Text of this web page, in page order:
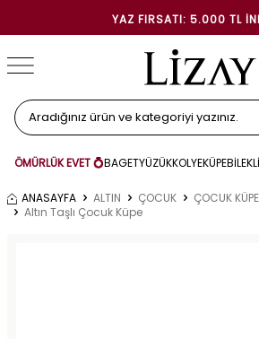
YAZ FIRSATI: 5.000 TL
ÖMÜRLÜK EVET 💍BAGETYÜZÜKKOLYEKÜPE
ANASAYFA ALTIN ÇOCUK
ÇOCUK
Altın Taşlı Çocuk Küpe